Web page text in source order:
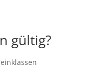
gültig?